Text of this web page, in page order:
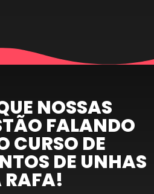
NOSSAS
FALANDO
CURSO DE
DE UNHAS
RAFA!